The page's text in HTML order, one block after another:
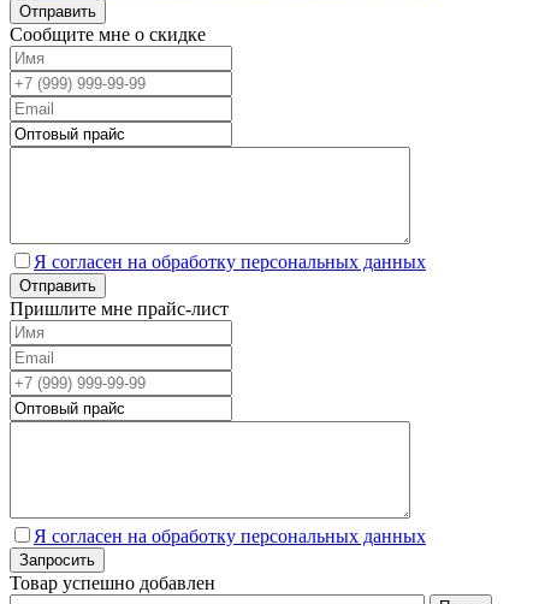
Сообщите мне о скидке
Я согласен на обработку персональных данных
Пришлите мне прайс-лист
Я согласен на обработку персональных данных
Товар успешно добавлен